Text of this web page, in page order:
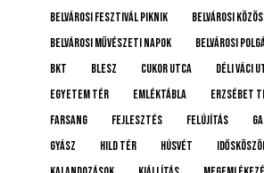
Belvárosi Fesztivál Piknik
Belvárosi
Belvárosi Művészeti Napok
Belvárosi
BKT
BLESZ Cukor utca
Déli Váci
Egyetem tér
emléktábla Erzsébet
farsang
fejlesztés felújítás
gyász
Hild tér húsvét